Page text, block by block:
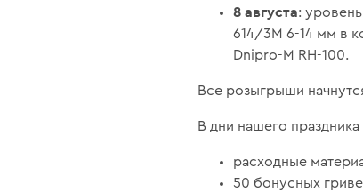
8 августа:
614/3М 6-14 мм в
Dnipro-M RH-100.
Все розыгрыши
В дни нашего
расходные
50 бонусных